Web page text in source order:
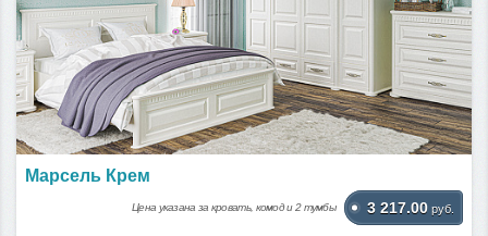
Марсель Крем
Цена указана за кровать, комод и 2 тумбы 3 217.00 руб.